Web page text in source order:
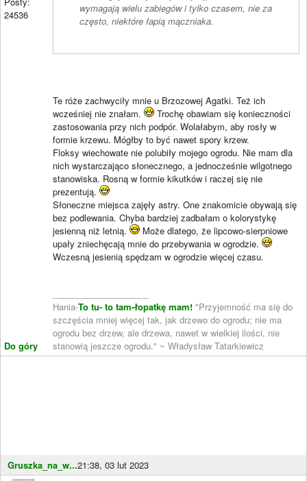
24536
Do góry
wymagają wielu zabiegów i tylko czasem, nie za
często, niektóre łapią mączniaka.
Te róże zachwyciły mnie u Brzozowej Agatki. Też ich
wcześniej nie znałam.
Trochę obawiam się konieczności
zastosowania przy nich podpór. Wolałabym, aby rosły w
formie krzewu. Mógłby to być nawet spory krzew.
Floksy wiechowate nie polubiły mojego ogrodu. Nie mam dla
nich wystarczająco słonecznego, a jednocześnie wilgotnego
stanowiska. Rosną w formie kikutków i raczej się nie
prezentują.
Słoneczne miejsca zajęły astry. One znakomicie obywają się
bez podlewania. Chyba bardziej zadbałam o kolorystykę
jesienną niż letnią.
Może dlatego, że lipcowo-sierpniowe
upały zniechęcają mnie do przebywania w ogrodzie.
Wczesną jesienią spędzam w ogrodzie więcej czasu.
Hania-To tu- to tam-łopatkę mam! "Przyjemność ma się do
szczęścia mniej więcej tak, jak drzewo do ogrodu; nie ma
ogrodu bez drzew, ale drzewa, nawet w wielkiej ilości, nie
stanowią jeszcze ogrodu." ~ Władysław Tatarkiewicz
Gruszka_na_w...21:38, 03 lut 2023